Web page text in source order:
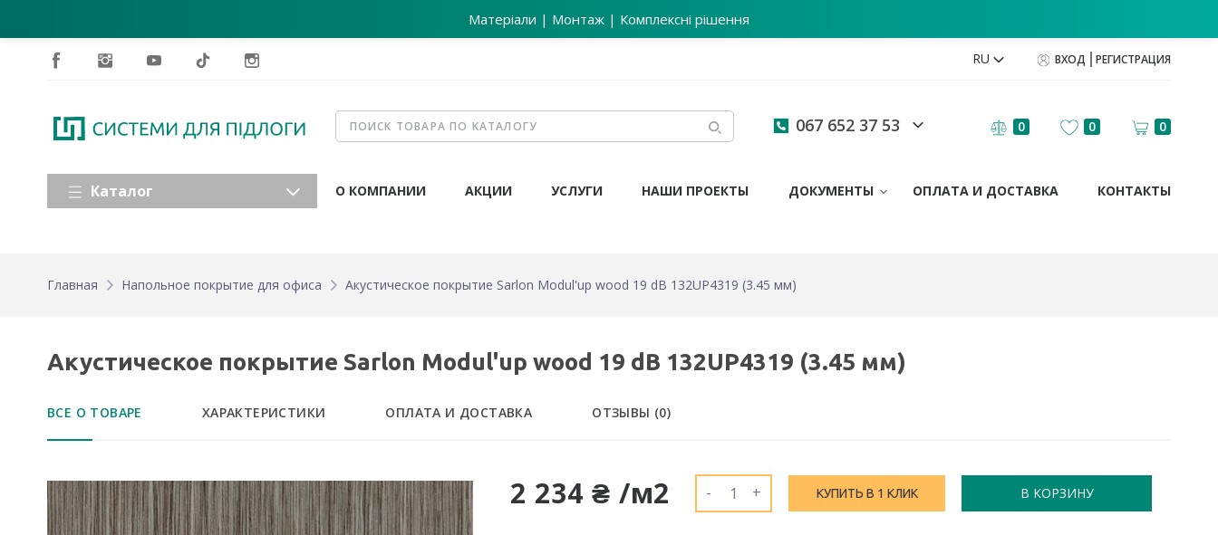
Матеріали | Монтаж | Комплексні рішення
RU ВХОД РЕГИСТРАЦИЯ
067 652 37 53 0 0 0
Каталог О КОМПАНИИ АКЦИИ УСЛУГИ НАШИ ПРОЕКТЫ ДОКУМЕНТЫ ОПЛАТА И ДОСТАВКА КОНТАКТЫ
Главная Напольное покрытие для офиса Акустическое покрытие Sarlon Modul'up wood 19 dB 132UP4319 (3.45 мм)
Акустическое покрытие Sarlon Modul'up wood 19 dB 132UP4319 (3.45 мм)
ВСЕ О ТОВАРЕ ХАРАКТЕРИСТИКИ ОПЛАТА И ДОСТАВКА ОТЗЫВЫ (0)
2 234 ₴ /м2 - + КУПИТЬ В 1 КЛИК В КОРЗИНУ